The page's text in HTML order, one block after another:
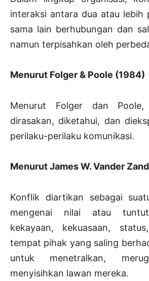
interaksi antara dua atau lebih
sama lain berhubungan dan
namun terpisahkan oleh
Menurut Folger & Poole (1984)
Menurut Folger dan
dirasakan, diketahui, dan
perilaku-perilaku komunikasi.
Menurut James W. Vander
Konflik diartikan sebagai
mengenai nilai atau
kekayaan, kekuasaan,
tempat pihak yang saling
untuk menetralkan,
menyisihkan lawan mereka.